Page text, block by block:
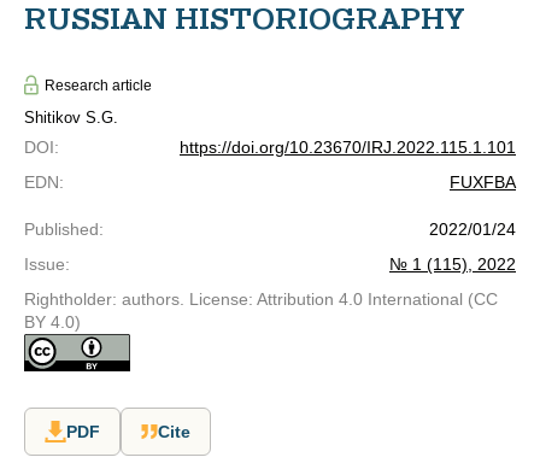
RUSSIAN HISTORIOGRAPHY
Research article
Shitikov S.G.
DOI:
https://doi.org/10.23670/IRJ.2022.115.1.101
EDN: FUXFBA
Published:
2022/01/24
Issue:
№ 1 (115), 2022
Rightholder: authors. License: Attribution 4.0 International (CC
BY 4.0)
PDF Cite